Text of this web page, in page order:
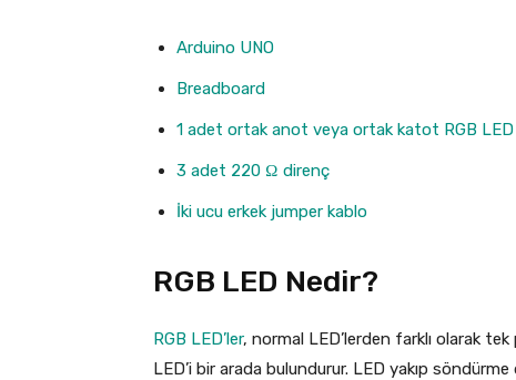
Arduino UNO
Breadboard
1 adet ortak anot veya ortak katot RGB LED
3 adet 220 Ω direnç
İki ucu erkek jumper kablo
RGB LED Nedir?
RGB LED’ler, normal LED’lerden farklı olarak
LED’i bir arada bulundurur. LED yakıp